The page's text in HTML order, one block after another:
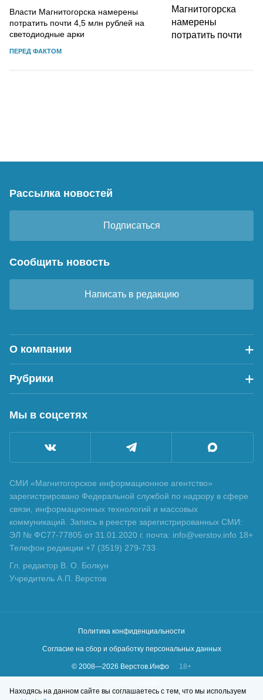
Власти Магнитогорска намерены
потратить почти 4,5 млн рублей на
светодиодные арки
ПЕРЕД ФАКТОМ
Рассылка новостей
Подписаться
Сообщить новость
Написать в редакцию
О компании
Рубрики
Мы в соцсетях
СМИ «Магнитогорское информационное агентство»
зарегистрировано Федеральной службой по надзору в сфере
связи, информационных технологий и массовых
коммуникаций. Запись в реестре зарегистрированных СМИ:
ЭЛ № ФС77-77805 от 31.01.2020 г. почта: info@verstov.info 18+
Телефон редакции +7 (3519) 279-733
Гл. редактор В. О. Болкун
Учредитель А.П. Верстов
Политика конфиденциальности
Согласие на сбор и обработку персональных данных
© 2008—2026 Верстов.Инфо
18+
Находясь на данном сайте вы соглашаетесь с тем, что мы используем